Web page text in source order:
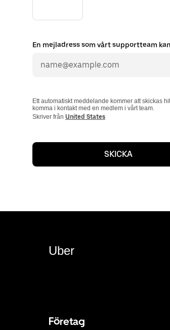
En mejladress som vårt supportteam
Ett automatiskt meddelande kommer att skickas
komma i kontakt med en medlem i vårt team.
Skriver från United States
SKICKA
Uber
Företag